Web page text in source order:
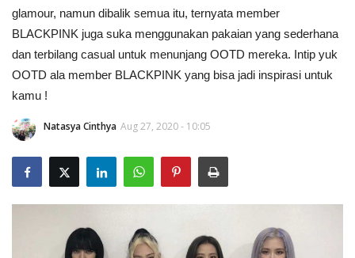
Video
glamour, namun dibalik semua itu, ternyata member
BLACKPINK juga suka menggunakan pakaian yang sederhana
dan terbilang casual untuk menunjang OOTD mereka. Intip yuk
OOTD ala member BLACKPINK yang bisa jadi inspirasi untuk
kamu !
Natasya Cinthya Aug 27, 2020 - 10:05